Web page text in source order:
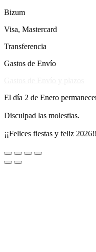
Bizum
Visa, Mastercard
Transferencia
Gastos de Envío
El día 2 de Enero
Disculpad las molestias.
¡¡Felices fiestas y feliz 2026!!